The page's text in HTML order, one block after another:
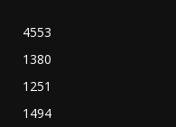
4553
1380
1251
1494